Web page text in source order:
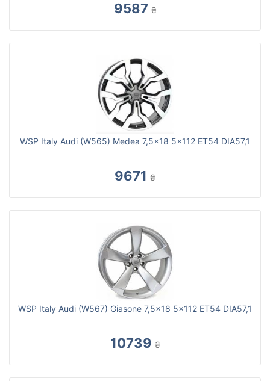
9587 ₴
WSP Italy Audi (W565) Medea 7,5x18 5x112 ET54 DIA57,1
9671 ₴
WSP Italy Audi (W567) Giasone 7,5x18 5x112 ET54 DIA57,1
10739 ₴